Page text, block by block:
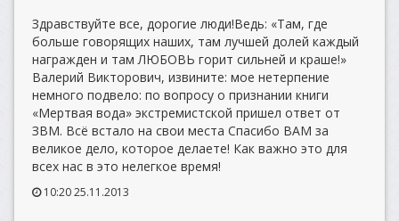
Здравствуйте все, дорогие люди!Ведь: «Там, где
больше говорящих наших, там лучшей долей каждый
награжден и там ЛЮБОВЬ горит сильней и краше!»
Валерий Викторович, извините: мое нетерпение
немного подвело: по вопросу о признании книги
«Мертвая вода» экстремистской пришел ответ от
ЗВМ. Всё встало на свои места Спасибо ВАМ за
великое дело, которое делаете! Как важно это для
всех нас в это нелегкое время!
10:20 25.11.2013